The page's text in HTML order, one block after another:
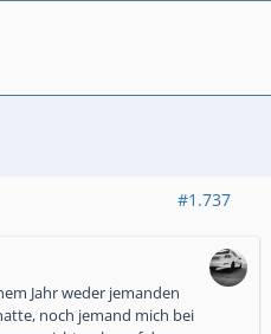
#1.737
Jahr weder jemanden
noch jemand mich bei